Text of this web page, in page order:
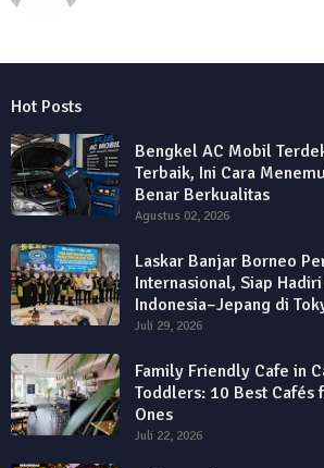
Hot Posts
Bengkel AC Mobil
Terbaik, Ini Cara
Benar Berkualitas
Agustus 02, 2026
Laskar Banjar Borneo
Internasional, Siap
Indonesia–Jepang di
Juli 29, 2026
Family Friendly Cafe in
Toddlers: 10 Best Cafés
Ones
Juli 22, 2026